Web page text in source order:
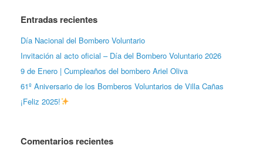
Entradas recientes
Día Nacional del Bombero Voluntario
Invitación al acto oficial – Día del Bombero Voluntario 2026
9 de Enero | Cumpleaños del bombero Ariel Oliva
61º Aniversario de los Bomberos Voluntarios de Villa Cañas
¡Feliz 2025!
Comentarios recientes